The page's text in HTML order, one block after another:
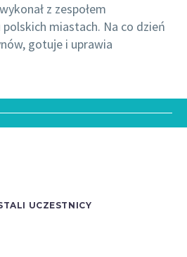
z zespołem
miastach. Na co dzień
gotuje i uprawia
UCZESTNICY